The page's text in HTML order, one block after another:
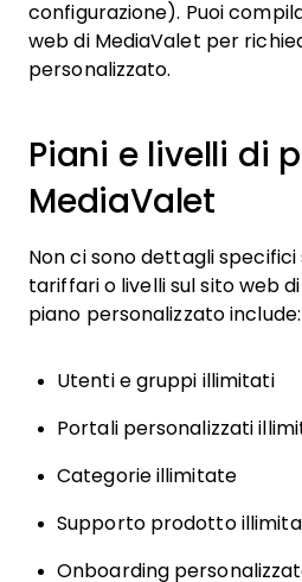
configurazione). Puoi
web di MediaValet per
personalizzato.
Piani e livelli di
MediaValet
Non ci sono dettagli specifici
tariffari o livelli sul sito web
piano personalizzato include:
Utenti e gruppi illimitati
Portali personalizzati
Categorie illimitate
Supporto prodotto
Onboarding